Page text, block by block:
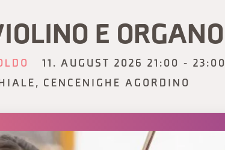
E ORGANO
11. AUGUST 2026 21:00 - 23:00
CENCENIGHE AGORDINO